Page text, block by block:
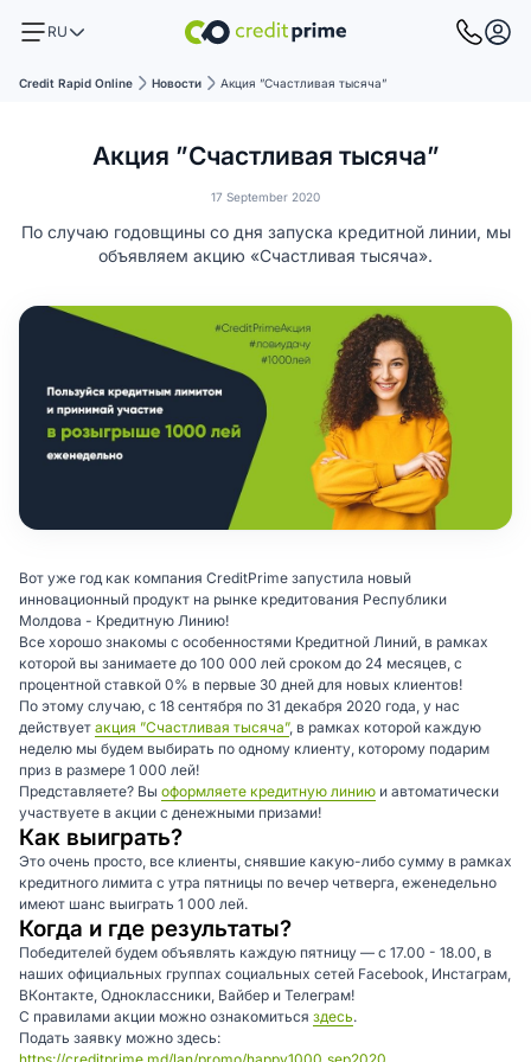
RU
Credit Rapid Online Новости Акция ”Счастливая тысяча”
Акция ”Счастливая тысяча”
17 September 2020
По случаю годовщины со дня запуска кредитной линии, мы
объявляем акцию «Счастливая тысяча».
Вот уже год как компания CreditPrime запустила новый
инновационный продукт на рынке кредитования Республики
Молдова - Кредитную Линию!
Все хорошо знакомы с особенностями Кредитной Линий, в рамках
которой вы занимаете до 100 000 лей сроком до 24 месяцев, с
процентной ставкой 0% в первые 30 дней для новых клиентов!
По этому случаю, с 18 сентября по 31 декабря 2020 года, у нас
действует акция ”Счастливая тысяча”, в рамках которой каждую
неделю мы будем выбирать по одному клиенту, которому подарим
приз в размере 1 000 лей!
Представляете? Вы оформляете кредитную линию и автоматически
участвуете в акции с денежными призами!
Как выиграть?
Это очень просто, все клиенты, снявшие какую-либо сумму в рамках
кредитного лимита с утра пятницы по вечер четверга, еженедельно
имеют шанс выиграть 1 000 лей.
Когда и где результаты?
Победителей будем объявлять каждую пятницу — с 17.00 - 18.00, в
наших официальных группах социальных сетей Facebook, Инстаграм,
ВКонтакте, Одноклассники, Вайбер и Телеграм!
С правилами акции можно ознакомиться здесь.
Подать заявку можно здесь: